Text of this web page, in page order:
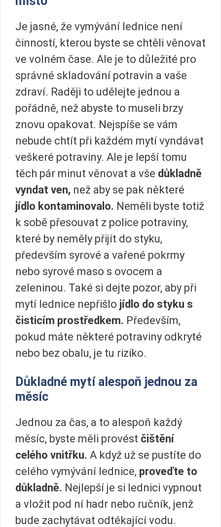
Je jasné, že vymývání lednice není
činností, kterou byste se chtěli věnovat
ve volném čase. Ale je to důležité pro
správné skladování potravin a vaše
zdraví. Raději to udělejte jednou a
pořádně, než abyste to museli brzy
znovu opakovat. Nejspíše se vám
nebude chtít při každém mytí vyndávat
veškeré potraviny. Ale je lepší tomu
těch pár minut věnovat a vše důkladně
vyndat ven, než aby se pak některé
jídlo kontaminovalo. Neměli byste totiž
k sobě přesouvat z police potraviny,
které by neměly přijít do styku,
především syrové a vařené pokrmy
nebo syrové maso s ovocem a
zeleninou. Také si dejte pozor, aby při
mytí lednice nepřišlo jídlo do styku s
čisticím prostředkem. Především,
pokud máte některé potraviny odkryté
nebo bez obalu, je tu riziko.
Důkladné mytí alespoň jednou za
měsíc
Jednou za čas, a to alespoň každý
měsíc, byste měli provést čištění
celého vnitřku. A když už se pustíte do
celého vymývání lednice, proveďte to
důkladně. Nejlepší je si lednici vypnout
a vložit pod ní hadr nebo ručník, jenž
bude zachytávat odtékající vodu.